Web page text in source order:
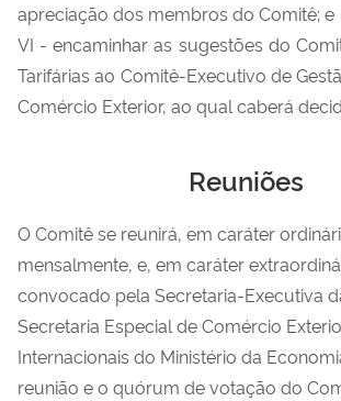
apreciação dos membros do Comitê; e
VI - encaminhar as sugestões do
Tarifárias ao Comitê-Executivo de
Comércio Exterior, ao qual caberá
Reuniões
O Comitê se reunirá, em caráter
mensalmente, e, em caráter
convocado pela Secretaria-Executiva
Secretaria Especial de Comércio
Internacionais do Ministério da
reunião e o quórum de votação do